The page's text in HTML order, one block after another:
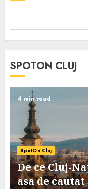
SPOTON CLUJ
4 min read
SpotOn Cluj
De ce Cluj-
asa de